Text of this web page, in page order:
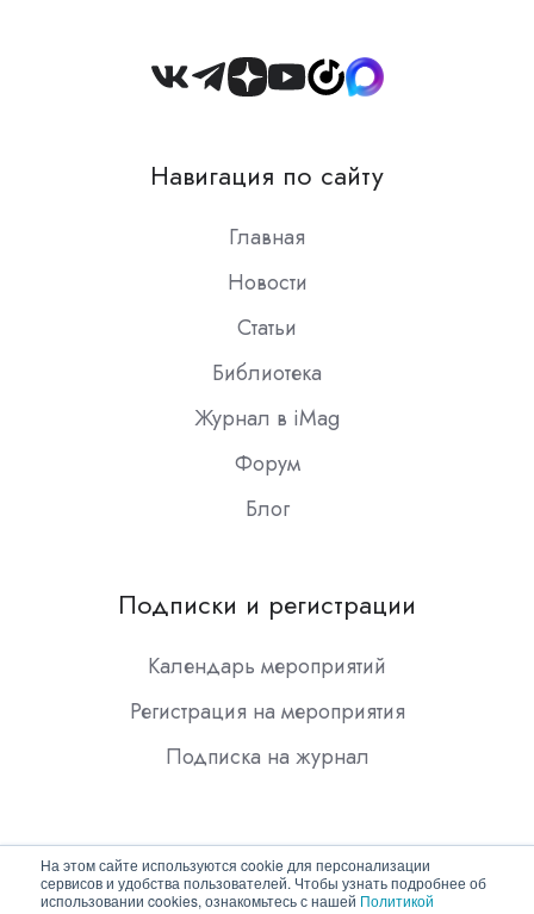
На этом сайте используются cookie для персонализации
сервисов и удобства пользователей. Чтобы узнать подробнее об
использовании cookies, ознакомьтесь с нашей Политикой
Join
Slack
Навигация по сайту
Главная
Новости
Статьи
Библиотека
Журнал в iMag
Форум
Блог
Подписки и регистрации
Календарь мероприятий
Регистрация на мероприятия
Подписка на журнал